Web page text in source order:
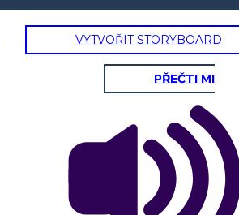
debemos presentar,
desde que inicié en
Ten calma, tres de los primeros
pasos que debes hacer es mirar
VYTVOŘIT STORYBOARD
PŘEČTI MI